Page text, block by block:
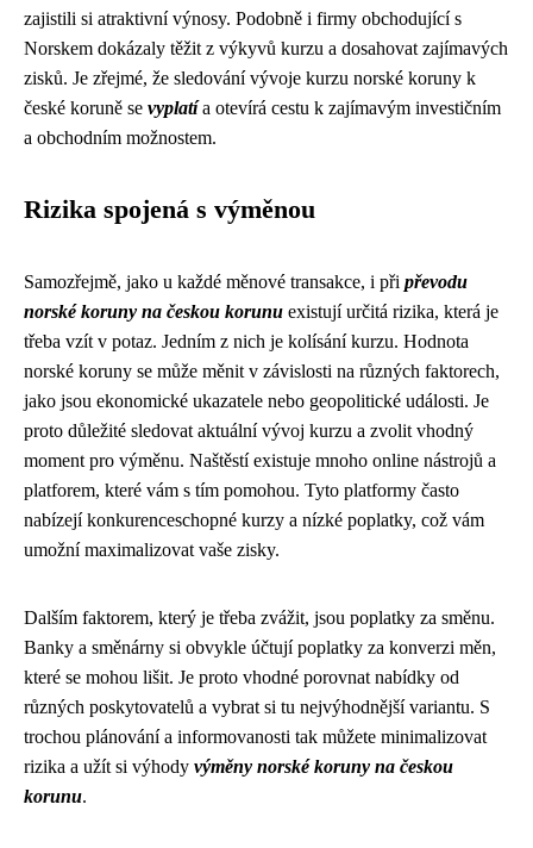
zajistili si atraktivní výnosy. Podobně i firmy obchodující s
Norskem dokázaly těžit z výkyvů kurzu a dosahovat zajímavých
zisků. Je zřejmé, že sledování vývoje kurzu norské koruny k
české koruně se vyplatía otevírá cestu k zajímavým investičním
a obchodním možnostem.
Rizika spojená s výměnou
Samozřejmě, jako u každé měnové transakce, i při převodu
norské koruny na českou korunu existují určitá rizika, která je
třeba vzít v potaz. Jedním z nich je kolísání kurzu. Hodnota
norské koruny se může měnit v závislosti na různých faktorech,
jako jsou ekonomické ukazatele nebo geopolitické události. Je
proto důležité sledovat aktuální vývoj kurzu a zvolit vhodný
moment pro výměnu. Naštěstí existuje mnoho online nástrojů a
platforem, které vám s tím pomohou. Tyto platformy často
nabízejí konkurenceschopné kurzy a nízké poplatky, což vám
umožní maximalizovat vaše zisky.
Dalším faktorem, který je třeba zvážit, jsou poplatky za směnu.
Banky a směnárny si obvykle účtují poplatky za konverzi měn,
které se mohou lišit. Je proto vhodné porovnat nabídky od
různých poskytovatelů a vybrat si tu nejvýhodnější variantu. S
trochou plánování a informovanosti tak můžete minimalizovat
rizika a užít si výhody výměny norské koruny na českou
korunu.